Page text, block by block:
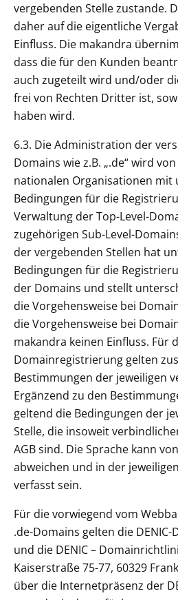
vergebenden Stelle zustande.
daher auf die eigentliche
Einfluss. Die makandra
dass die für den Kunden
auch zugeteilt wird und/oder
frei von Rechten Dritter ist,
haben wird.
6.3. Die Administration der
Domains wie z.B. „.de“ wird
nationalen Organisationen mit
Bedingungen für die
Verwaltung der Top-Level-
zugehörigen Sub-Level-
der vergebenden Stellen hat
Bedingungen für die
der Domains und stellt
die Vorgehensweise bei
die Vorgehensweise bei
makandra keinen Einfluss. Für
Domainregistrierung gelten
Bestimmungen der jeweiligen
Ergänzend zu den
geltend die Bedingungen der
Stelle, die insoweit
AGB sind. Die Sprache kann
abweichen und in der
verfasst sein.
Für die vorwiegend vom
.de-Domains gelten die
und die DENIC –
Kaiserstraße 75-77, 60329
über die Internetpräsenz der